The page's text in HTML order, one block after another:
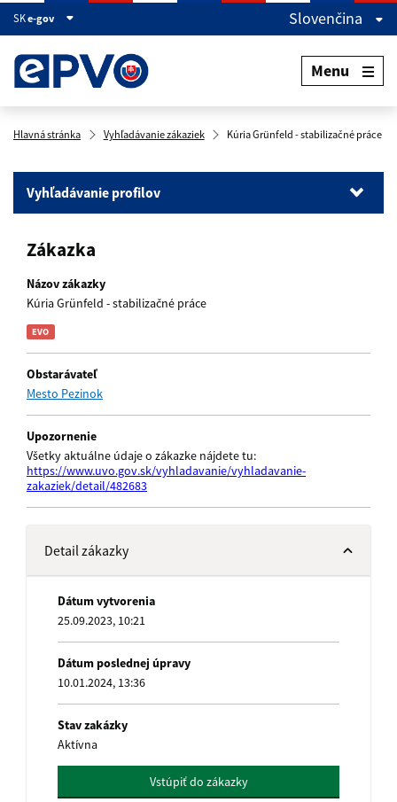
SKe-gov Slovenčina
Menu
Hlavná stránka Vyhľadávanie zákaziek Kúria Grünfeld - stabilizačné práce
Vyhľadávanie profilov
Vyhľadávanie zákaziek
Zákazka
Názov zákazky
Kúria Grünfeld - stabilizačné práce
name
Obstarávateľ
Mesto Pezinok
Upozornenie
Všetky aktuálne údaje o zákazke nájdete tu:
https://www.uvo.gov.sk/vyhladavanie/vyhladavanie-
zakaziek/detail/482683
Detail zákazky
Dátum vytvorenia
25.09.2023, 10:21
Dátum poslednej úpravy
10.01.2024, 13:36
Stav zakázky
Aktívna
Vstúpiť do zákazkyname